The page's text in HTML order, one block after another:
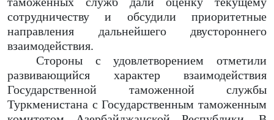
сотрудничеству и обсудили приоритетные
направления дальнейшего двустороннего
взаимодействия.
Стороны с удовлетворением отметили
развивающийся характер взаимодействия
Государственной таможенной службы
Туркменистана с Государственным таможенным